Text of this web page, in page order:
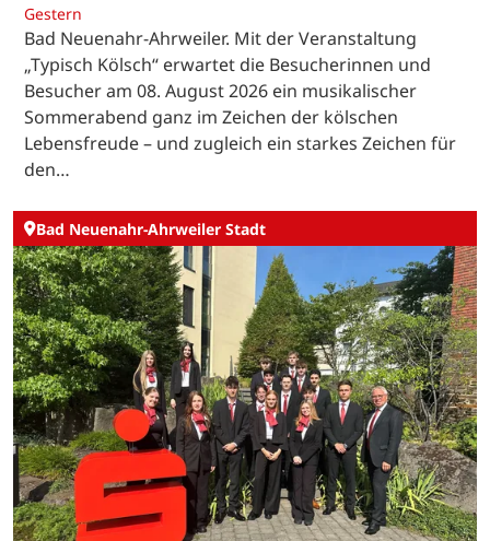
Gestern
Bad Neuenahr-Ahrweiler. Mit der Veranstaltung
„Typisch Kölsch“ erwartet die Besucherinnen und
Besucher am 08. August 2026 ein musikalischer
Sommerabend ganz im Zeichen der kölschen
Lebensfreude – und zugleich ein starkes Zeichen für
den…
Bad Neuenahr-Ahrweiler Stadt